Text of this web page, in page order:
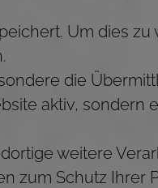
Um dies
die
aktiv, sondern
weitere
zum Schutz Ihrer